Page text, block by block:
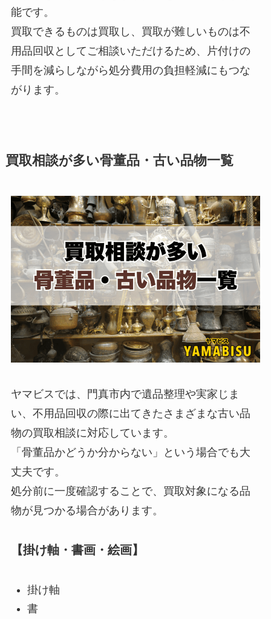
能です。
買取できるものは買取し、買取が難しいものは不
用品回収としてご相談いただけるため、片付けの
手間を減らしながら処分費用の負担軽減にもつな
がります。
買取相談が多い骨董品・古い品物一覧
ヤマビスでは、門真市内で遺品整理や実家じま
い、不用品回収の際に出てきたさまざまな古い品
物の買取相談に対応しています。
「骨董品かどうか分からない」という場合でも大
丈夫です。
処分前に一度確認することで、買取対象になる品
物が見つかる場合があります。
【掛け軸・書画・絵画】
掛け軸
書